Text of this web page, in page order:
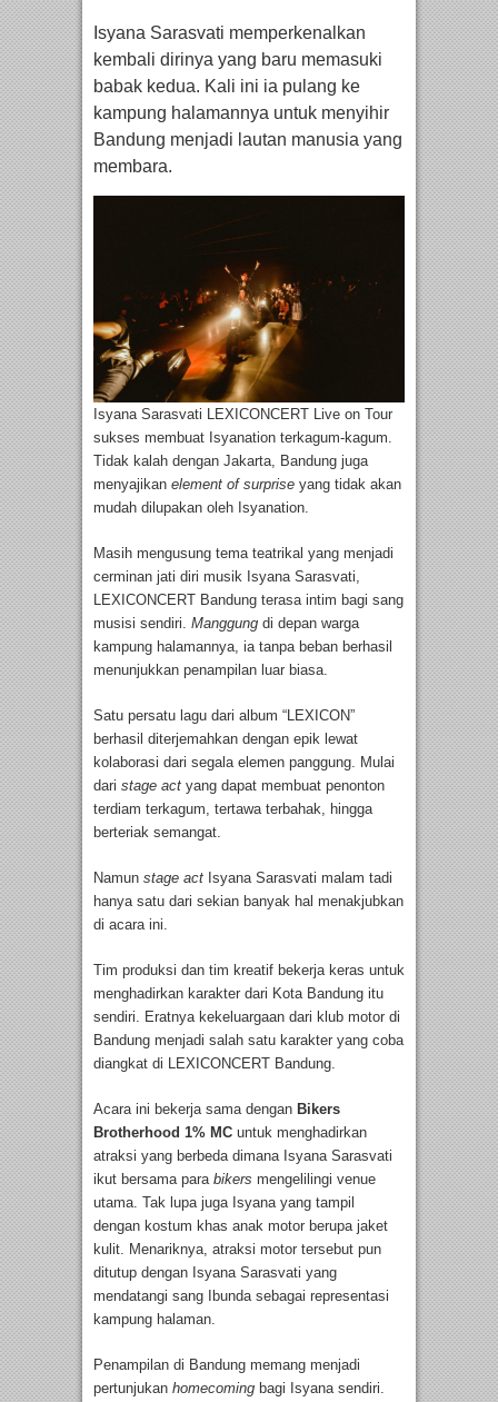
Isyana Sarasvati memperkenalkan
kembali dirinya yang baru memasuki
babak kedua. Kali ini ia pulang ke
kampung halamannya untuk menyihir
Bandung menjadi lautan manusia yang
membara.
Isyana Sarasvati LEXICONCERT Live on Tour
sukses membuat Isyanation terkagum-kagum.
Tidak kalah dengan Jakarta, Bandung juga
menyajikan element of surprise yang tidak akan
mudah dilupakan oleh Isyanation.
Masih mengusung tema teatrikal yang menjadi
cerminan jati diri musik Isyana Sarasvati,
LEXICONCERT Bandung terasa intim bagi sang
musisi sendiri. Manggung di depan warga
kampung halamannya, ia tanpa beban berhasil
menunjukkan penampilan luar biasa.
Satu persatu lagu dari album “LEXICON”
berhasil diterjemahkan dengan epik lewat
kolaborasi dari segala elemen panggung. Mulai
dari stage act yang dapat membuat penonton
terdiam terkagum, tertawa terbahak, hingga
berteriak semangat.
Namun stage act Isyana Sarasvati malam tadi
hanya satu dari sekian banyak hal menakjubkan
di acara ini.
Tim produksi dan tim kreatif bekerja keras untuk
menghadirkan karakter dari Kota Bandung itu
sendiri. Eratnya kekeluargaan dari klub motor di
Bandung menjadi salah satu karakter yang coba
diangkat di LEXICONCERT Bandung.
Acara ini bekerja sama dengan Bikers
Brotherhood 1% MC untuk menghadirkan
atraksi yang berbeda dimana Isyana Sarasvati
ikut bersama para bikers mengelilingi venue
utama. Tak lupa juga Isyana yang tampil
dengan kostum khas anak motor berupa jaket
kulit. Menariknya, atraksi motor tersebut pun
ditutup dengan Isyana Sarasvati yang
mendatangi sang Ibunda sebagai representasi
kampung halaman.
Penampilan di Bandung memang menjadi
pertunjukan homecoming bagi Isyana sendiri.